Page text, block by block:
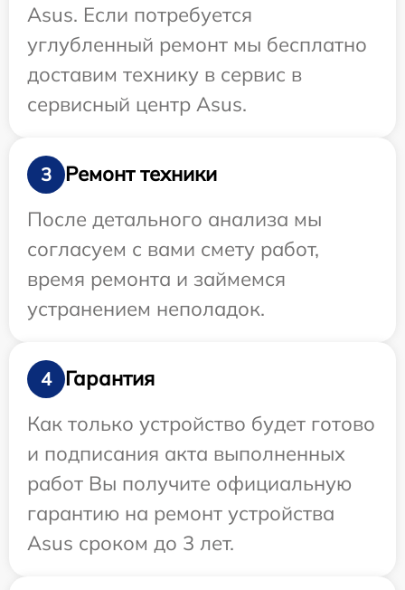
Asus. Если потребуется
углубленный ремонт мы бесплатно
доставим технику в сервис в
сервисный центр Asus.
3
Ремонт техники
После детального анализа мы
согласуем с вами смету работ,
время ремонта и займемся
устранением неполадок.
4
Гарантия
Как только устройство будет готово
и подписания акта выполненных
работ Вы получите официальную
гарантию на ремонт устройства
Asus сроком до 3 лет.